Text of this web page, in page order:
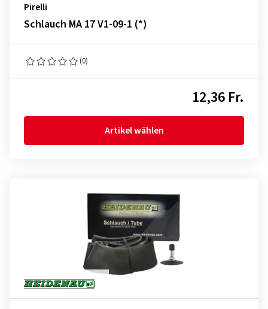
Pirelli
Schlauch MA 17 V1-09-1 (*)
(0)
12,36 Fr.
Artikel wählen